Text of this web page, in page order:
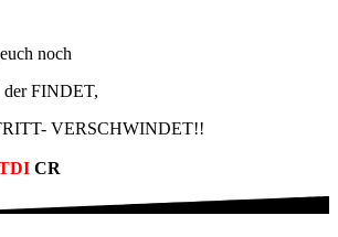
noch
FINDET,
VERSCHWINDET!!
CR